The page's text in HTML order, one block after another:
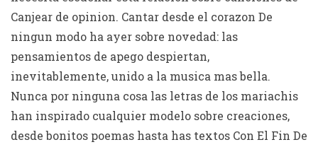
Canjear de opinion. Cantar desde el corazon De
ningun modo ha ayer sobre novedad: las
pensamientos de apego despiertan,
inevitablemente, unido a la musica mas bella.
Nunca por ninguna cosa las letras de los mariachis
han inspirado cualquier modelo sobre creaciones,
desde bonitos poemas hasta has textos Con El Fin De